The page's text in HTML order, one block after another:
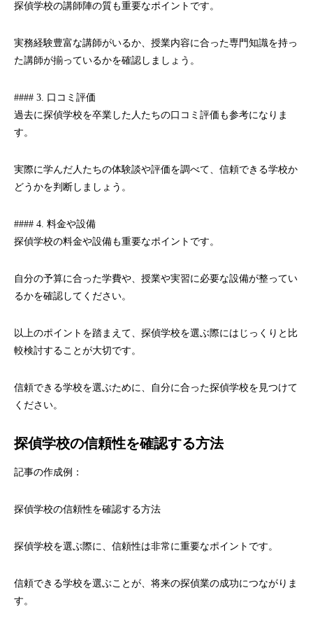
探偵学校の講師陣の質も重要なポイントです。
実務経験豊富な講師がいるか、授業内容に合った専門知識を持っ
た講師が揃っているかを確認しましょう。
#### 3. 口コミ評価
過去に探偵学校を卒業した人たちの口コミ評価も参考になりま
す。
実際に学んだ人たちの体験談や評価を調べて、信頼できる学校か
どうかを判断しましょう。
#### 4. 料金や設備
探偵学校の料金や設備も重要なポイントです。
自分の予算に合った学費や、授業や実習に必要な設備が整ってい
るかを確認してください。
以上のポイントを踏まえて、探偵学校を選ぶ際にはじっくりと比
較検討することが大切です。
信頼できる学校を選ぶために、自分に合った探偵学校を見つけて
ください。
探偵学校の信頼性を確認する方法
記事の作成例：
探偵学校の信頼性を確認する方法
探偵学校を選ぶ際に、信頼性は非常に重要なポイントです。
信頼できる学校を選ぶことが、将来の探偵業の成功につながりま
す。